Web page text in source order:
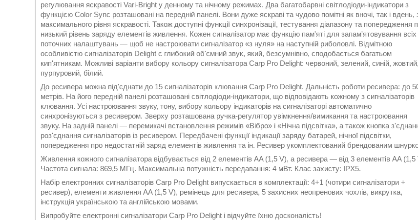
регулювання яскравості Vari-Bright у денному та нічному режимах. Два багатобарвні світлодіоди-індикатори з
функцією Color Sync розташовані на передній панелі. Вони дуже яскраві та чудово помітні як вночі, так і вдень,
максимального рівня яскравості. Також доступні функції синхронізації, тестування діапазону та попередження
низький рівень заряду елементів живлення. Кожен сигналізатор має функцію пам'яті для запам'ятовування всіх
поточних налаштувань — щоб не настроювати сигналізатор «з нуля» на наступній риболовлі. Відмітною
особливістю сигналізаторів Delight є глибокий об'ємний звук, який, безсумнівно, сподобається багатьом
кип'ятникам. Можливі варіанти вибору кольору сигналізатора Carp Pro Delight: червоний, зелений, синій, жовтий,
пурпуровий, білий.
До ресивера можна під'єднати до 15 сигналізаторів клювання Carp Pro Delight. Дальність роботи ресивера: до
метрів. На його передній панелі розташовані світлодіоди-індикатори, що відповідають кожному з сигналізаторів
клювання. Усі настроювання звуку, тону, вибору кольору індикаторів на сигналізаторі автоматично
синхронізуються з ресивером. Зверху розташована ручка-регулятор увімкнення/вимикання та настроювання
звуку. На задній панелі — перемикачі встановлення режимів «Вібро» і «Нічна підсвітка», а також кнопка
роз'єднання сигналізаторів із ресивером. Передбачені функції індикації заряду батарей, нічної підсвітки,
попередження про недостатній заряд елементів живлення та ін. Ресивер укомплектований брендованим
Живлення кожного сигналізатора відбувається від 2 елементів AA (1,5 V), а ресивера — від 3 елементів AA (1,5
Частота сигнала: 869,5 МГц. Максимальна потужність передавання: 4 мВт. Клас захисту: IPX5.
Набір електронних сигналізаторів Carp Pro Delight випускається в комплектації: 4+1 (чотири сигналізатори +
ресивер), елементи живлення AA (1,5 V), ремінець для ресивера, 5 захисних неопренових чохлів, викрутка,
інструкція українською та англійською мовами.
Випробуйте електронні сигналізатори Carp Pro Delight і відчуйте їхню досконалість!